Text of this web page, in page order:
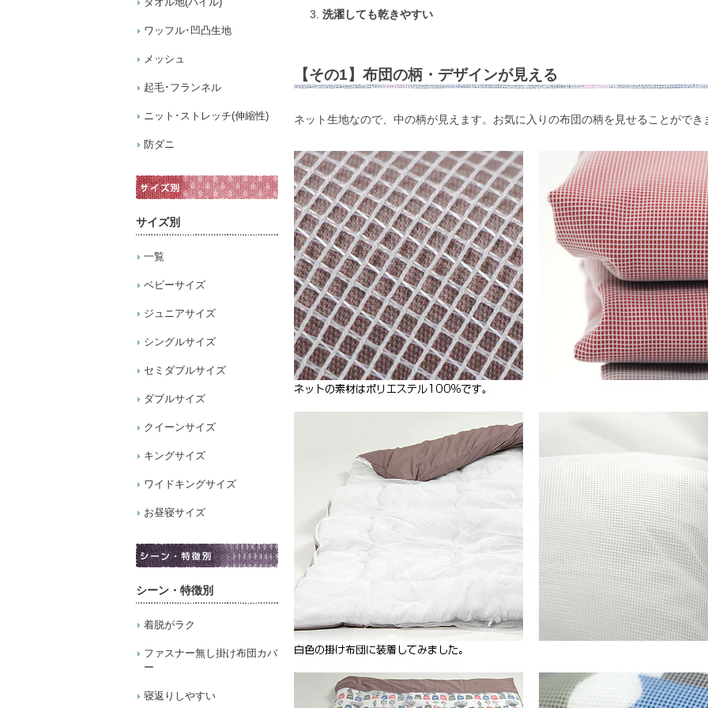
ワッフル･凹凸生地
メッシュ
起毛･フランネル
ニット･ストレッチ(伸縮性)
防ダニ
サイズ別
一覧
ベビーサイズ
ジュニアサイズ
シングルサイズ
セミダブルサイズ
ダブルサイズ
クイーンサイズ
キングサイズ
ワイドキングサイズ
お昼寝サイズ
シーン・特徴別
着脱がラク
ファスナー無し掛け布団カバ
ー
寝返りしやすい
洗濯しても乾きやすい
【その1】布団の柄・デザインが見える
ネット生地なので、中の柄が見えます。お気に入りの布団の柄を見せることができ